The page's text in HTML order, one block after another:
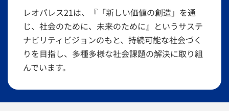
レオパレス21は、『「新しい価値の創造」を通
じ、社会のために、未来のために』というサステ
ナビリティビジョンのもと、持続可能な社会づく
りを目指し、多種多様な社会課題の解決に取り組
んでいます。